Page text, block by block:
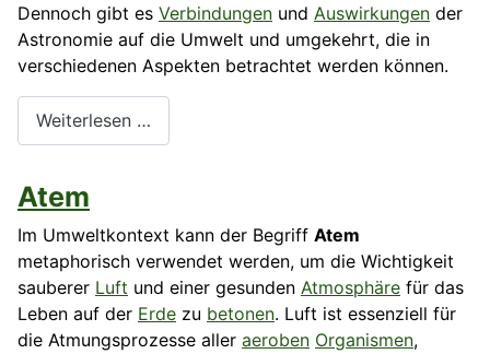
Dennoch gibt es Verbindungen und Auswirkungen der
Astronomie auf die Umwelt und umgekehrt, die in
verschiedenen Aspekten betrachtet werden können.
Weiterlesen …
Atem
Im Umweltkontext kann der Begriff Atem
metaphorisch verwendet werden, um die Wichtigkeit
sauberer Luft und einer gesunden Atmosphäre für das
Leben auf der Erde zu betonen. Luft ist essenziell für
die Atmungsprozesse aller aeroben Organismen,